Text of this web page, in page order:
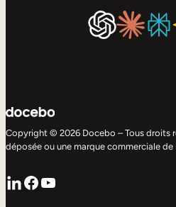
Copyright © 2026 Docebo – Tous droits
déposée ou une marque commerciale de
LinkedIn
Facebook
YouTube